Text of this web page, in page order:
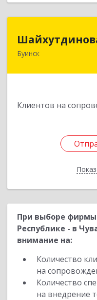
Буинск
Клиентов на
При выборе
Республике - в
внимание на:
Количество
на
Количество
на внедрение